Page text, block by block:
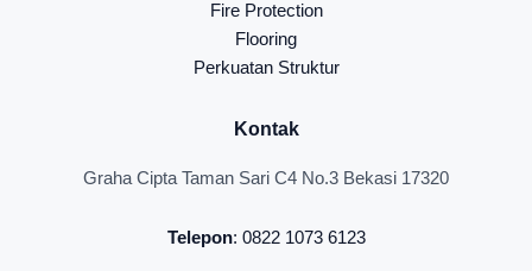
Fire Protection
Flooring
Perkuatan Struktur
Kontak
Graha Cipta Taman Sari C4 No.3 Bekasi 17320
Telepon: 0822 1073 6123